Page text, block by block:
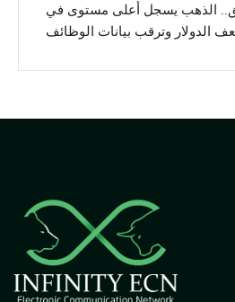
الذهب يسجل أعلى مستوى في